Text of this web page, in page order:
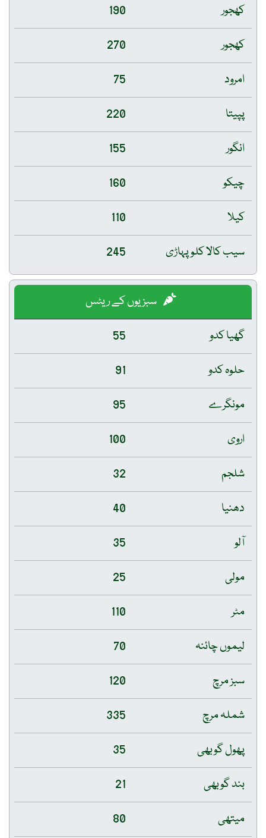
کھجور
190
کھجور
270
امرود
75
پپیتا
220
انگور
155
چیکو
160
کیلا
110
سیب کالا کلو پہاڑی
245
سبزیوں کے ریٹس
گھیا کدو
55
حلوہ کدو
91
مونگرے
95
اروی
100
شلجم
32
دھنیا
40
آلو
35
مولی
25
مٹر
110
لیموں چائنہ
70
سبز مرچ
120
شملہ مرچ
335
پھول گوبھی
35
بند گوبھی
21
میتھی
80